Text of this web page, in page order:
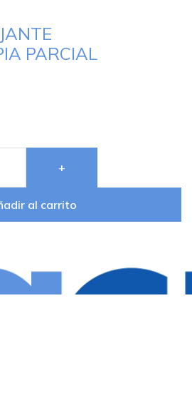
PARCIAL
+
al carrito